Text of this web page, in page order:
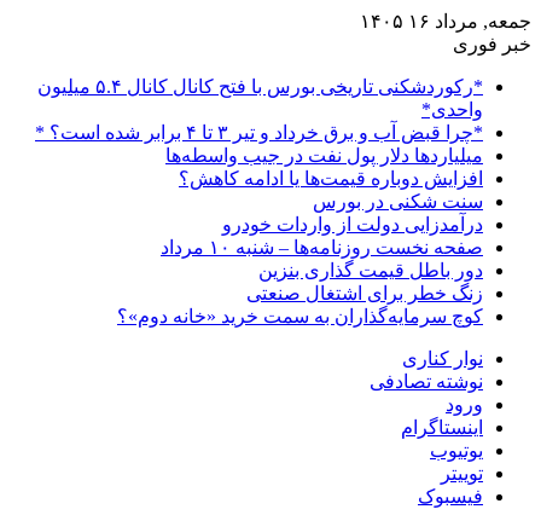
جمعه, مرداد ۱۶ ۱۴۰۵
خبر فوری
*رکوردشکنی تاریخی بورس با فتح کانال کانال ۵.۴ میلیون
واحدی*
*چرا قبض آب و برق خرداد و تیر ۳ تا ۴ برابر شده است؟ *
میلیاردها دلار پول نفت در جیب واسطه‌ها
افزایش دوباره قیمت‌ها یا ادامه کاهش؟
سنت شکنی در بورس
درآمدزایی دولت از واردات خودرو
صفحه نخست روزنامه‌ها – شنبه ۱۰ مرداد
دور باطل قیمت گذاری بنزین
زنگ خطر برای اشتغال صنعتی
کوچ سرمایه‌گذاران به سمت خرید «خانه دوم»؟
نوار کناری
نوشته تصادفی
ورود
اینستاگرام
یوتیوب
توییتر
فیسبوک